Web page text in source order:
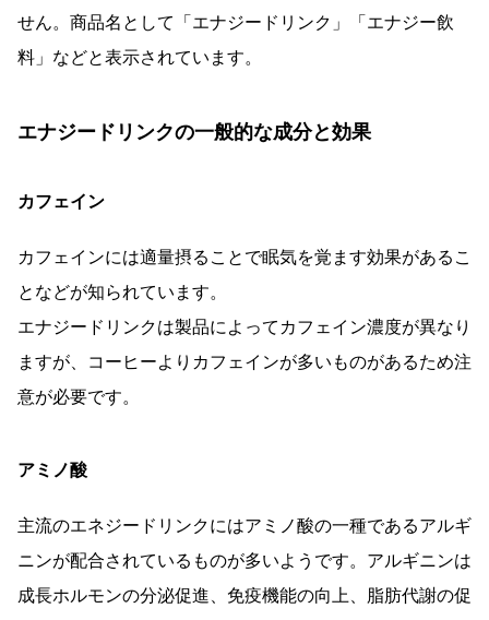
せん。商品名として「エナジードリンク」「エナジー飲
料」などと表示されています。
エナジードリンクの一般的な成分と効果
カフェイン
カフェインには適量摂ることで眠気を覚ます効果があるこ
となどが知られています。
エナジードリンクは製品によってカフェイン濃度が異なり
ますが、コーヒーよりカフェインが多いものがあるため注
意が必要です。
アミノ酸
主流のエネジードリンクにはアミノ酸の一種であるアルギ
ニンが配合されているものが多いようです。アルギニンは
成長ホルモンの分泌促進、免疫機能の向上、脂肪代謝の促